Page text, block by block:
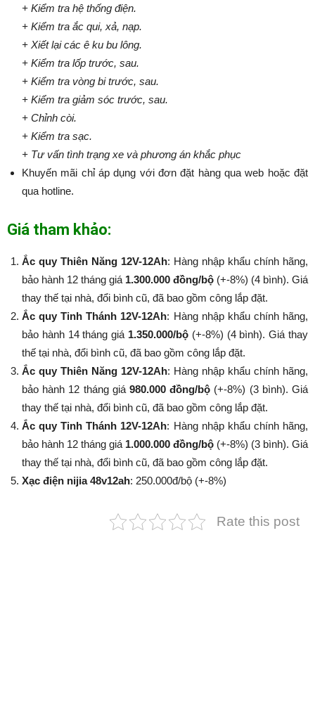
+ Kiểm tra hệ thống điện.
+ Kiểm tra ắc qui, xả, nạp.
+ Xiết lại các ê ku bu lông.
+ Kiểm tra lốp trước, sau.
+ Kiểm tra vòng bi trước, sau.
+ Kiểm tra giảm sóc trước, sau.
+ Chỉnh còi.
+ Kiểm tra sạc.
+ Tư vấn tình trạng xe và phương án khắc phục
Khuyến mãi chỉ áp dụng với đơn đặt hàng qua web hoặc đặt
qua hotline.
Giá tham khảo:
Ắc quy Thiên Năng 12V-12Ah: Hàng nhập khẩu chính hãng,
bảo hành 12 tháng giá 1.300.000 đồng/bộ (+-8%) (4 bình). Giá
thay thế tại nhà, đổi bình cũ, đã bao gồm công lắp đặt.
Ắc quy Tinh Thánh 12V-12Ah: Hàng nhập khẩu chính hãng,
bảo hành 14 tháng giá 1.350.000/bộ (+-8%​​​​​​​) (4 bình). Giá thay
thế tại nhà, đổi bình cũ, đã bao gồm công lắp đặt.
Ắc quy Thiên Năng 12V-12Ah: Hàng nhập khẩu chính hãng,
bảo hành 12 tháng giá 980.000 đồng/bộ (+-8%​​​​​​​) (3 bình). Giá
thay thế tại nhà, đổi bình cũ, đã bao gồm công lắp đặt.
Ắc quy Tinh Thánh 12V-12Ah: Hàng nhập khẩu chính hãng,
bảo hành 12 tháng giá 1.000.000 đồng/bộ (+-8%​​​​​​​) (3 bình). Giá
thay thế tại nhà, đổi bình cũ, đã bao gồm công lắp đặt.
Xạc điện nijia 48v12ah: 250.000đ/bộ (+-8%​​​​​​​)
Rate this post